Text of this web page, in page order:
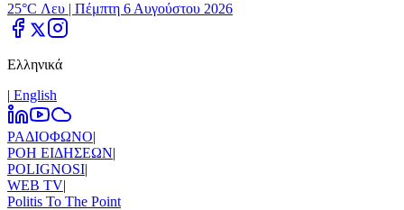
25°C Λευ | Πέμπτη 6 Αυγούστου 2026
Ελληνικά
| Εnglish
ΡΑΔΙΟΦΩΝΟ|
ΡΟΗ ΕΙΔΗΣΕΩΝ|
POLIGNOSI|
WEB TV|
Politis To The Point